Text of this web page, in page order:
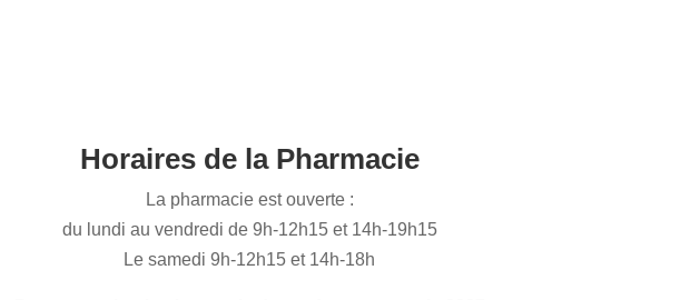
Horaires de la Pharmacie
La pharmacie est ouverte :
du lundi au vendredi de 9h-12h15 et 14h-19h15
Le samedi 9h-12h15 et 14h-18h